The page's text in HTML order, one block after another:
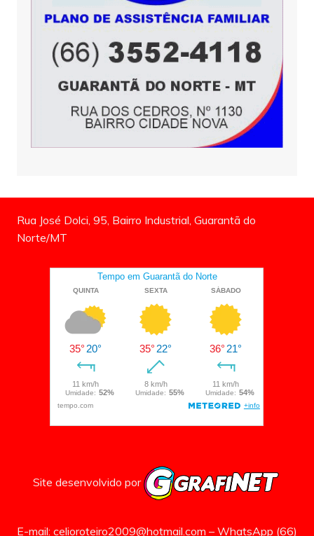
Rua José Dolci, 95, Bairro Industrial, Guarantã do
Norte/MT
Site desenvolvido por
E-mail: celioroteiro2009@hotmail.com – WhatsApp (66)